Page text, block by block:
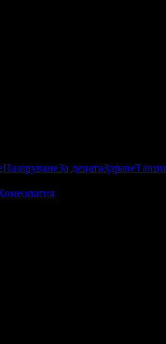
ПазаруванеЗа децатаЗдравеТанци